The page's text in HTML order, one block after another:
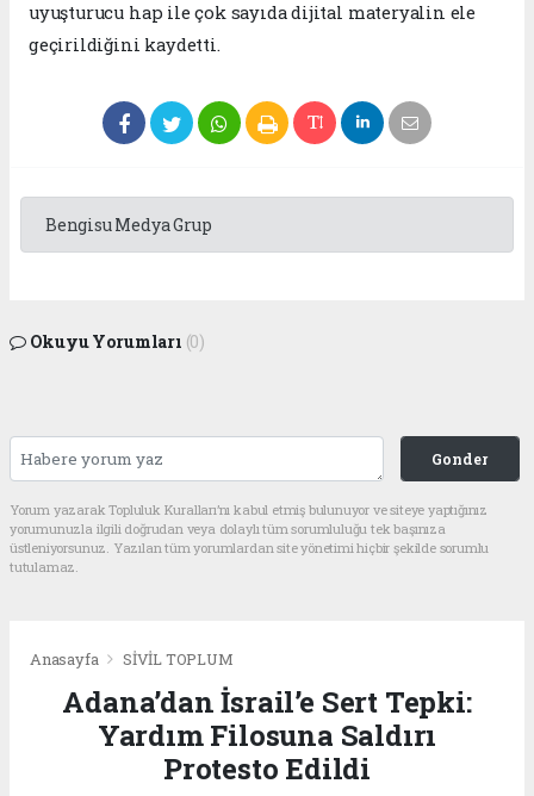
uyuşturucu hap ile çok sayıda dijital materyalin ele
geçirildiğini kaydetti.
Bengisu Medya Grup
Okuyu Yorumları (0)
Gonder
Yorum yazarak Topluluk Kuralları’nı kabul etmiş bulunuyor ve siteye yaptığınız
yorumunuzla ilgili doğrudan veya dolaylı tüm sorumluluğu tek başınıza
üstleniyorsunuz. Yazılan tüm yorumlardan site yönetimi hiçbir şekilde sorumlu
tutulamaz.
Anasayfa SİVİL TOPLUM
Adana’dan İsrail’e Sert Tepki:
Yardım Filosuna Saldırı
Protesto Edildi